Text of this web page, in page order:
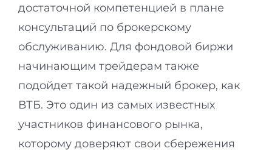
достаточной компетенцией в плане
консультаций по брокерскому
обслуживанию. Для фондовой биржи
начинающим трейдерам также
подойдет такой надежный брокер, как
ВТБ. Это один из самых известных
участников финансового рынка,
которому доверяют свои сбережения